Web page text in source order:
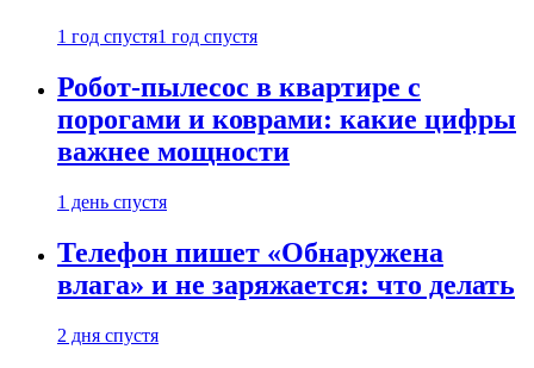
1 год спустя1 год спустя
Робот-пылесос в квартире с
порогами и коврами: какие цифры
важнее мощности
1 день спустя
Телефон пишет «Обнаружена
влага» и не заряжается: что делать
2 дня спустя